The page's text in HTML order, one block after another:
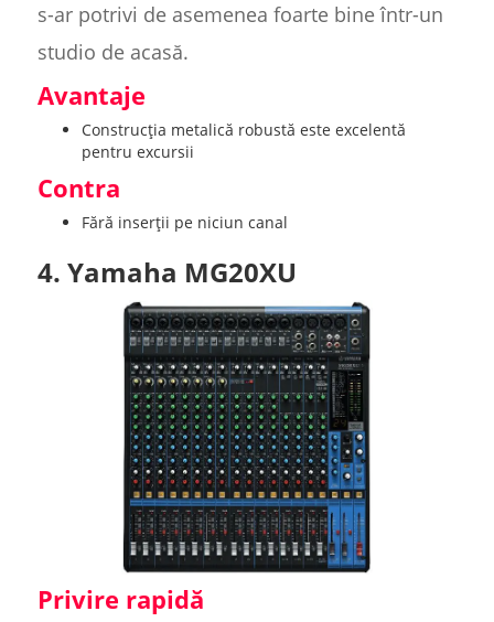
s-ar potrivi de asemenea foarte bine într-un
studio de acasă.
Avantaje
Construcția metalică robustă este excelentă
pentru excursii
Contra
Fără inserții pe niciun canal
4. Yamaha MG20XU
Privire rapidă